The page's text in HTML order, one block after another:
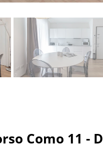
Como 11 - D